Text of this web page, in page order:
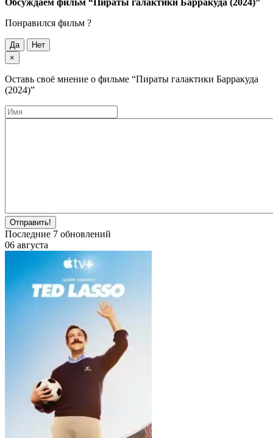
Обсуждаем фильм “Пираты галактики Барракуда (2024)”
Понравился фильм ?
Да
Нет
×
Оставь своё мнение о фильме “Пираты галактики Барракуда
(2024)”
Отправить!
Последние 7 обновлений
06 августа